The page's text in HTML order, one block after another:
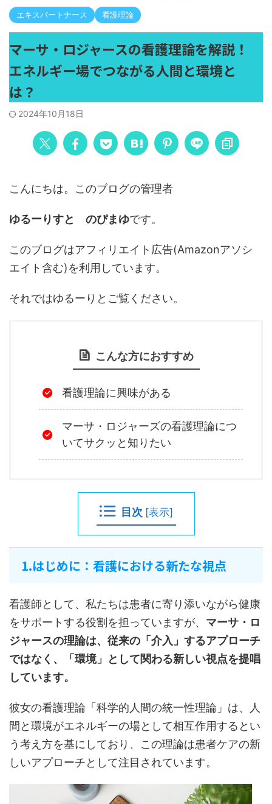
エキスパートナース 看護理論
マーサ・ロジャースの看護理論を解説！
エネルギー場でつながる人間と環境と
は？
2024年10月18日
こんにちは。このブログの管理者
ゆるーりすと のぴまゆです。
このブログはアフィリエイト広告(Amazonアソシ
エイト含む)を利用しています。
それではゆるーりとご覧ください。
こんな方におすすめ
看護理論に興味がある
マーサ・ロジャーズの看護理論につ
いてサクッと知りたい
目次 [表示]
1.はじめに：看護における新たな視点
看護師として、私たちは患者に寄り添いながら健康
をサポートする役割を担っていますが、 マーサ・ロ
ジャースの理論は、従来の「介入」するアプローチ
ではなく、「環境」として関わる新しい視点を提唱
しています。
彼女の看護理論「科学的人間の統一性理論」は、人
間と環境がエネルギーの場として相互作用するとい
う考え方を基にしており、この理論は患者ケアの新
しいアプローチとして注目されています。